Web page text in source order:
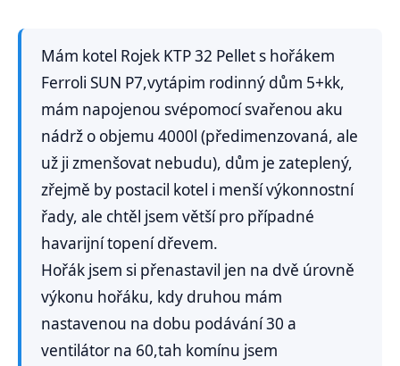
Mám kotel Rojek KTP 32 Pellet s hořákem
Ferroli SUN P7,vytápim rodinný dům 5+kk,
mám napojenou svépomocí svařenou aku
nádrž o objemu 4000l (předimenzovaná, ale
už ji zmenšovat nebudu), dům je zateplený,
zřejmě by postacil kotel i menší výkonnostní
řady, ale chtěl jsem větší pro případné
havarijní topení dřevem.
Hořák jsem si přenastavil jen na dvě úrovně
výkonu hořáku, kdy druhou mám
nastavenou na dobu podávání 30 a
ventilátor na 60,tah komínu jsem